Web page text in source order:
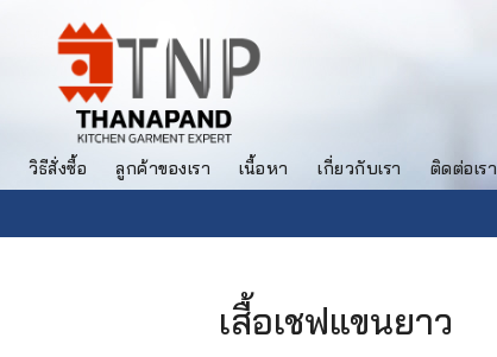
วิธีสั่งซื้อ ลูกค้าของเรา เนื้อหา เกี่ยวกับเรา ติดต่อเรา
เสื้อเชฟแขนยาว